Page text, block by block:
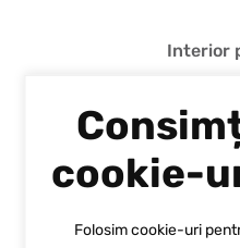
Interior
Aluminium
cookie-
Folosim cookie-uri